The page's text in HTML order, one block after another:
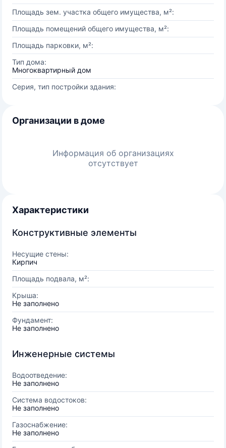
Площадь зем. участка общего имущества, м²:
Площадь помещений общего имущества, м²:
Площадь парковки, м²:
Тип дома:
Многоквартирный дом
Серия, тип постройки здания:
Организации в доме
Информация об организациях
отсутствует
Характеристики
Конструктивные элементы
Несущие стены:
Кирпич
Площадь подвала, м²:
Крыша:
Не заполнено
Фундамент:
Не заполнено
Инженерные системы
Водоотведение:
Не заполнено
Система водостоков:
Не заполнено
Газоснабжение:
Не заполнено